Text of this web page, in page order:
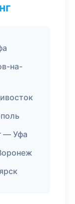
на-
— Уфа